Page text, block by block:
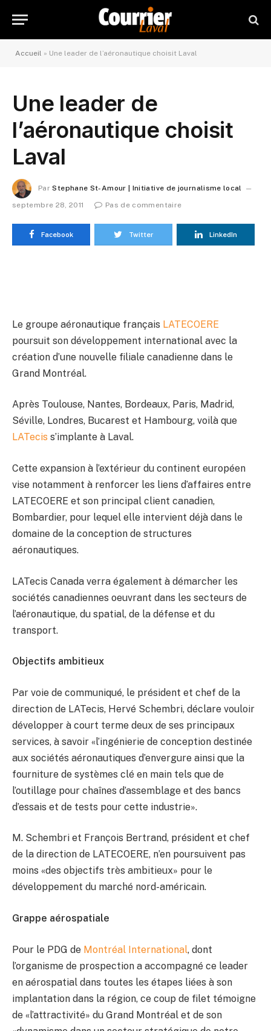
Accueil » Une leader de l’aéronautique choisit Laval
Une leader de
l’aéronautique choisit
Laval
Par Stephane St-Amour | Initiative de journalisme local
septembre 28, 2011
Pas de commentaire
Facebook Twitter LinkedIn
Le groupe aéronautique français LATECOERE
poursuit son développement international avec la
création d’une nouvelle filiale canadienne dans le
Grand Montréal.
Après Toulouse, Nantes, Bordeaux, Paris, Madrid,
Séville, Londres, Bucarest et Hambourg, voilà que
LATecis s’implante à Laval.
Cette expansion à l’extérieur du continent européen
vise notamment à renforcer les liens d’affaires entre
LATECOERE et son principal client canadien,
Bombardier, pour lequel elle intervient déjà dans le
domaine de la conception de structures
aéronautiques.
LATecis Canada verra également à démarcher les
sociétés canadiennes oeuvrant dans les secteurs de
l’aéronautique, du spatial, de la défense et du
transport.
Objectifs ambitieux
Par voie de communiqué, le président et chef de la
direction de LATecis, Hervé Schembri, déclare vouloir
développer à court terme deux de ses principaux
services, à savoir «l’ingénierie de conception destinée
aux sociétés aéronautiques d’envergure ainsi que la
fourniture de systèmes clé en main tels que de
l’outillage pour chaînes d’assemblage et des bancs
d’essais et de tests pour cette industrie».
M. Schembri et François Bertrand, président et chef
de la direction de LATECOERE, n’en poursuivent pas
moins «des objectifs très ambitieux» pour le
développement du marché nord-américain.
Grappe aérospatiale
Pour le PDG de Montréal International, dont
l’organisme de prospection a accompagné ce leader
en aérospatial dans toutes les étapes liées à son
implantation dans la région, ce coup de filet témoigne
de «l’attractivité» du Grand Montréal et de son